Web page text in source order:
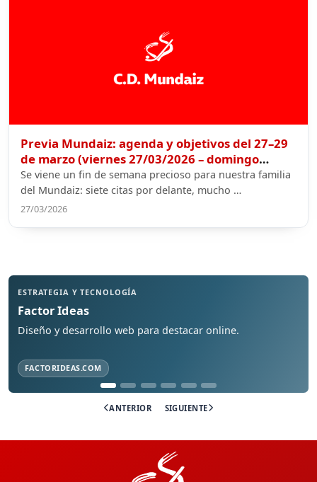
Previa Mundaiz: agenda y objetivos del 27–29
de marzo (viernes 27/03/2026 – domingo
29/03/2026)
Se viene un fin de semana precioso para nuestra familia
del Mundaiz: siete citas por delante, mucho …
27/03/2026
Y TECNOLOGÍA
Ideas
y desarrollo web para destacar online.
FACTORIDEAS.COM
ANTERIOR SIGUIENTE